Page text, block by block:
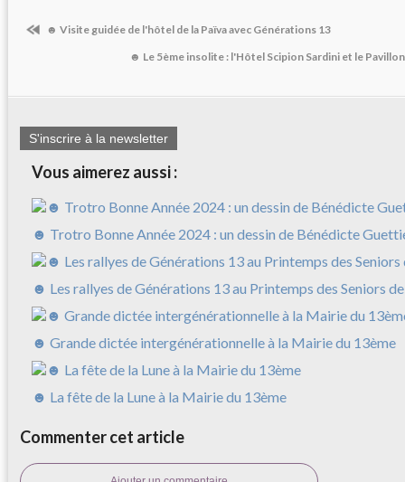
☻ Visite guidée de l'hôtel de la Païva avec Générations 13
☻ Le 5ème insolite : l'Hôtel Scipion Sardini et le
S'inscrire à la newsletter
Vous aimerez aussi :
☻ Trotro Bonne Année 2024 : un dessin de Bénédicte
☻ Les rallyes de Générations 13 au Printemps des Seniors
☻ Grande dictée intergénérationnelle à la Mairie du 13ème
☻ La fête de la Lune à la Mairie du 13ème
Commenter cet article